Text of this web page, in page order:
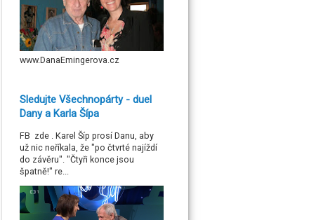
www.DanaEmingerova.cz
Sledujte Všechnopárty - duel
Dany a Karla Šípa
FB zde . Karel Šíp prosí Danu, aby
už nic neříkala, že "po čtvrté najíždí
do závěru". "Čtyři konce jsou
špatně!" re...